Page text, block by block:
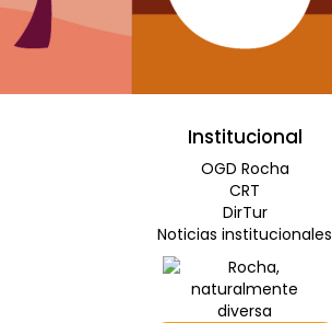
Institucional
OGD Rocha
CRT
DirTur
Noticias institucionales